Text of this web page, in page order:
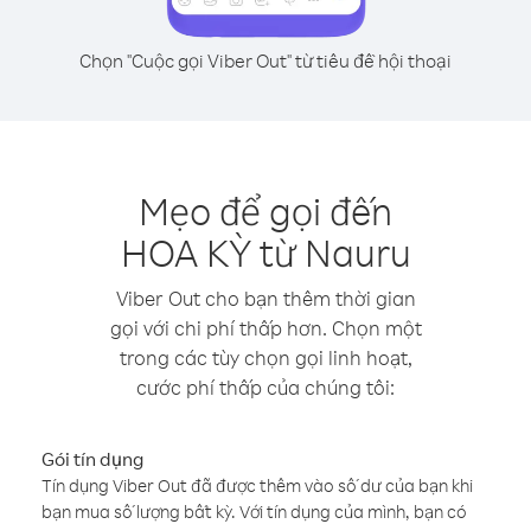
Chọn "Cuộc gọi Viber Out" từ tiêu đề hội thoại
Mẹo để gọi đến
HOA KỲ từ Nauru
Viber Out cho bạn thêm thời gian
gọi với chi phí thấp hơn. Chọn một
trong các tùy chọn gọi linh hoạt,
cước phí thấp của chúng tôi:
Gói tín dụng
Tín dụng Viber Out đã được thêm vào số dư của bạn khi
bạn mua số lượng bất kỳ. Với tín dụng của mình, bạn có